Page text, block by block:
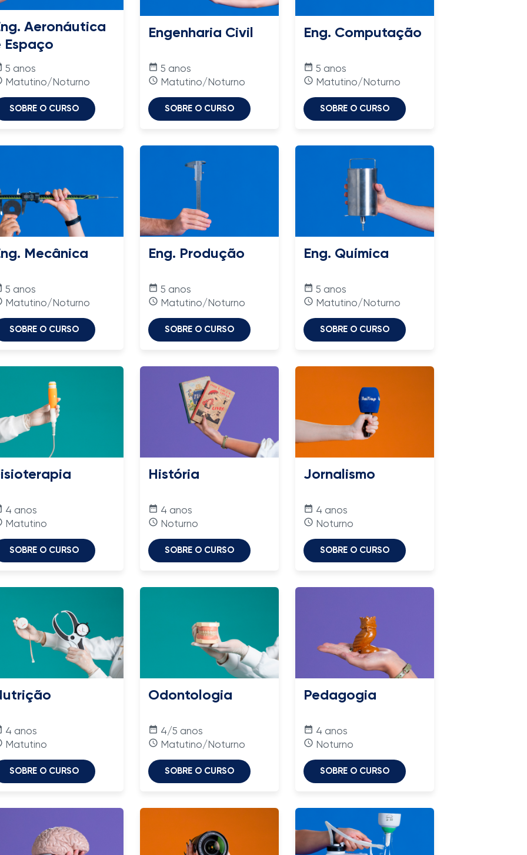
Aeronáutica
Espaço
5 anos
Matutino/Noturno
SOBRE O CURSO
Engenharia Civil
date_range 5 anos
access_time Matutino/Noturno
SOBRE O CURSO
Eng. Computação
date_range 5 anos
access_time Matutino/Noturno
SOBRE O CURSO
Mecânica
5 anos
Matutino/Noturno
SOBRE O CURSO
Eng. Produção
date_range 5 anos
access_time Matutino/Noturno
SOBRE O CURSO
Eng. Química
date_range 5 anos
access_time Matutino/Noturno
SOBRE O CURSO
4 anos
Matutino
SOBRE O CURSO
História
date_range 4 anos
access_time Noturno
SOBRE O CURSO
Jornalismo
date_range 4 anos
access_time Noturno
SOBRE O CURSO
4 anos
Matutino
SOBRE O CURSO
Odontologia
date_range 4/5 anos
access_time Matutino/Noturno
SOBRE O CURSO
Pedagogia
date_range 4 anos
access_time Noturno
SOBRE O CURSO